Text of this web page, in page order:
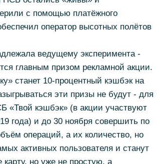
с помощью платёжного
оператор высотных полётов
ведущему эксперимента -
главным призом рекламной акции.
станет 10-процентный кэшбэк на
эти призы не будут - для
«Твой кэшбэк» (в акции участвуют
года) и до 30 ноября совершить по
операций, а их количество, но
активных пользователя и станут
но уже не простую, а